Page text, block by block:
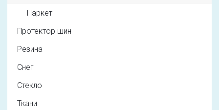
Паркет
Протектор шин
Резина
Снег
Стекло
Ткани